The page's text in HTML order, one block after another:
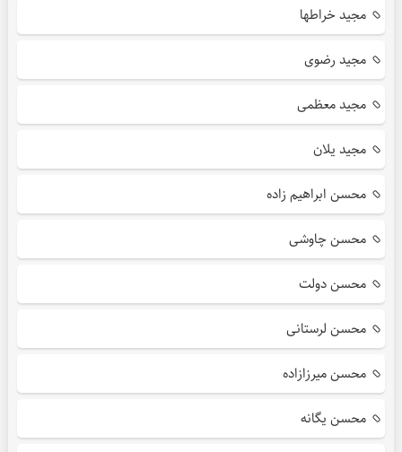
مجید خراطها
مجید رضوی
مجید معظمی
مجید یلان
محسن ابراهیم زاده
محسن چاوشی
محسن دولت
محسن لرستانی
محسن میرزازاده
محسن یگانه